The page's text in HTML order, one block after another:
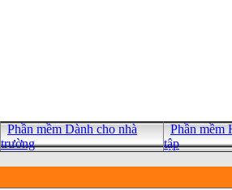
Phần mềm Dành cho nhà
trường
Phần mềm
tập